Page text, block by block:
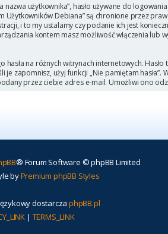
użytkownika”, hasło używane do
Debiana” są chronione przez
i to my ustalamy czy podanie ich jest
kontem masz możliwość włączenia lub
na różnych witrynach internetowych.
je zapomnisz, użyj funkcji „Nie pamiętam
przez ciebie adres e-mail. Umożliwi ono
® Forum Software © phpBB Limited
byPremium phpBB Styles
dostarcza phpBB.pl
| TERMS_LINK